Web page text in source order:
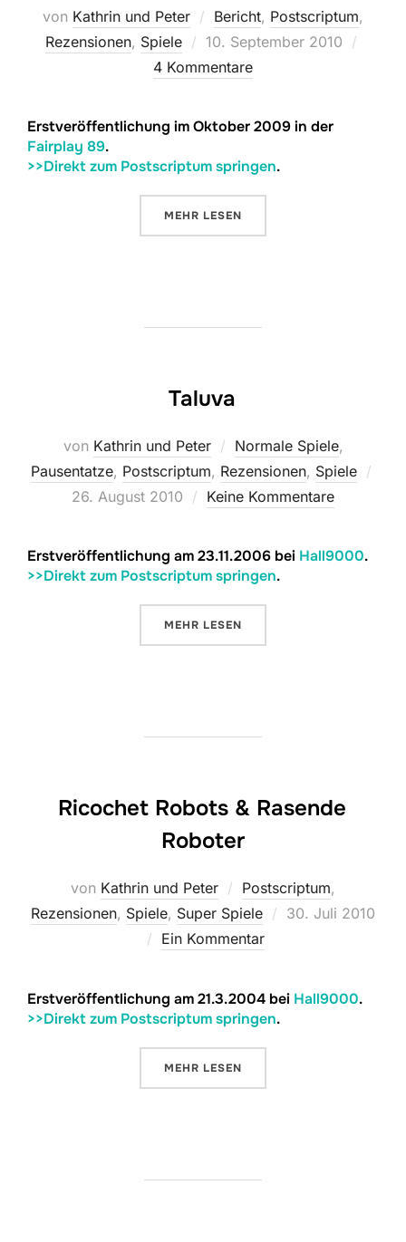
von Kathrin und Peter Bericht, Postscriptum,
Rezensionen, Spiele
Veröffentlicht
am
10. September 2010
4 Kommentare
Erstveröffentlichung im Oktober 2009 in der
Fairplay 89.
>>Direkt zum Postscriptum springen.
MEHR ÜBER „RACE FOR THE GALAXY
LESEN
Taluva
von Kathrin und Peter Normale Spiele,
Pausentatze, Postscriptum, Rezensionen, Spiele
26. August 2010 Keine Kommentare
Erstveröffentlichung am 23.11.2006 bei Hall9000.
>>Direkt zum Postscriptum springen.
MEHR ÜBER „TALUVA“
LESEN
Ricochet Robots & Rasende
Roboter
von Kathrin und Peter Postscriptum,
Rezensionen, Spiele, Super Spiele
Veröffentlicht
30. Juli 2010
Ein Kommentar
Erstveröffentlichung am 21.3.2004 bei Hall9000.
>>Direkt zum Postscriptum springen.
MEHR ÜBER „RICOCHET ROBOTS &
LESEN